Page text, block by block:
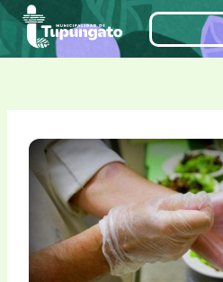
Ir
contenido